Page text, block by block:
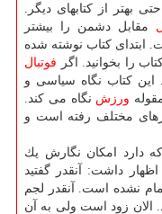
از كتابهای دیگر.
مقابل دشمن را بیشتر
ابتدای كتاب نوشته شده
را بخوانید. اگر فوتبال
این كتاب نگاه سیاسی و
ورزش نگاه می كند.
مختلف رفته است و
كه دارد امكان نگارش یك
اظهار داشت: آنقدر گفتید
پیر كردید. هنوز ۴۴ سالم تمام نشده است. آنقدر لجم
الان زود است ولی به آن